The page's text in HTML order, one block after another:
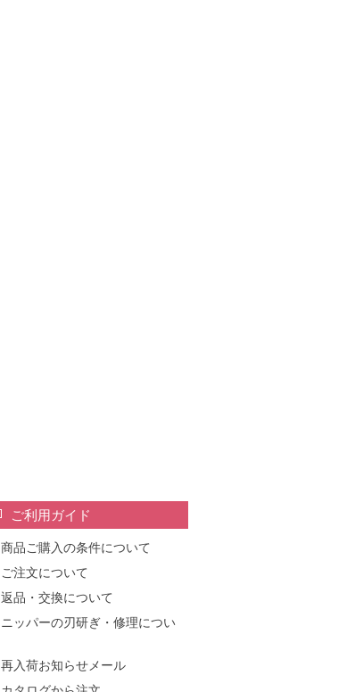
ご利用ガイド
商品ご購入の条件について
ご注文について
返品・交換について
ニッパーの刃研ぎ・修理につい
再入荷お知らせメール